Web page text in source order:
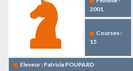
2001
Courses :
15
Eleveur : Patricia POUPARD